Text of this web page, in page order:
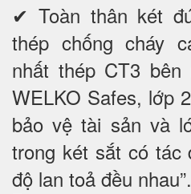
✔ Toàn thân két
thép chống cháy
nhất thép CT3
WELKO Safes, lớp
bảo vệ tài sản và
trong két sắt có tác
độ lan toả đều nhau”.